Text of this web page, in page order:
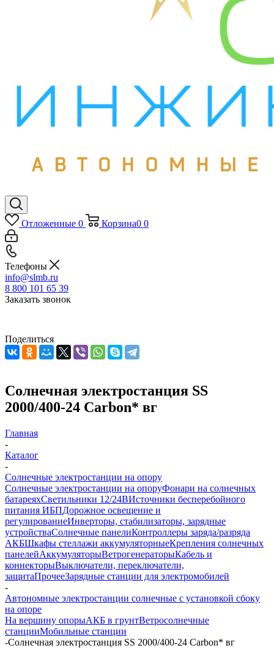
Отложенные 0 Корзина0 0
Телефоны
info@slmb.ru
8 800 101 65 39
Заказать звонок
Поделиться
Солнечная электростанция SS
2000/400-24 Carbon* вг
Главная
-
Каталог
-
Солнечные электростанции на опору
Солнечные электростанции на опоруФонари на солнечных
батареяхСветильники 12/24ВИсточники бесперебойного
питания ИБПДорожное освещение и
регулированиеИнверторы, стабилизаторы, зарядные
устройстваСолнечные панелиКонтроллеры заряда/разряда
АКБШкафы стеллажи аккумуляторныеКрепления солнечных
панелейАккумуляторыВетрогенераторыКабель и
коннекторыВыключатели, переключатели,
защитаПрочееЗарядные станции для электромобилей
-
Автономные электростанции солнечные с установкой сбоку
на опоре
На вершину опорыАКБ в грунтВетросолнечные
станцииМобильные станции
-Солнечная электростанция SS 2000/400-24 Carbon* вг